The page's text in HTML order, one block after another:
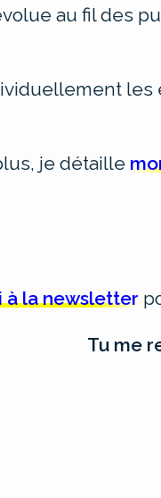
au fil des
je détaille
à la newsletter
Tu me